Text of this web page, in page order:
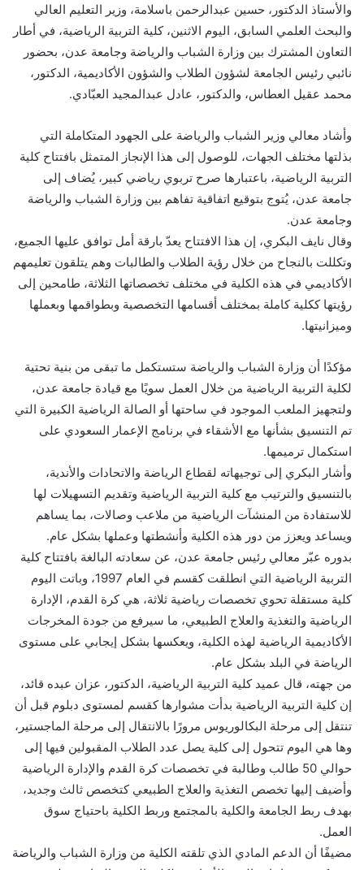
والأستاذ الدكتور، حسين عبدالرحمن باسلامة، وزير التعليم العالي
والبحث العلمي السابق، اليوم الاثنين، كلية التربية الرياضية، في أطار
التعاون المشترك بين وزارة الشباب والرياضة وجامعة عدن، بحضور
نائبي رئيس الجامعة لشؤون الطلاب والشؤون الأكاديمية، الدكتور،
محمد عقيل العطاس، والدكتور، عادل عبدالمجيد العبّادي.
وأشاد معالي وزير الشباب والرياضة على الجهود المتكاملة التي
بذلتها مختلف الجهات، للوصول إلى هذا الإنجاز المتمثل بافتتاح كلية
التربية الرياضية، باعتبارها صرح تربوي رياضي كبير، يُضاف إلى
جامعة عدن، يُتوج بتوقيع اتفاقية تفاهم بين وزارة الشباب والرياضة
وجامعة عدن.
وقال نايف البكري، إن هذا الافتتاح يعدّ بارقة أمل توافق عليها الجميع،
وتكللت بالنجاح من خلال رؤية الطلاب والطالبات وهم يتلقون تعليمهم
الأكاديمي في هذه الكلية في مختلف تخصصاتها الثلاثة، طامحين إلى
رؤيتها ككلية كاملة بمختلف أقسامها التخصصية وبطواقمها وبعملها
وميزانيتها.
مؤكدًا أن وزارة الشباب والرياضة ستستكمل ما تبقى من بنية تحتية
لكلية التربية الرياضية من خلال العمل سويًا مع قيادة جامعة عدن،
ولتجهيز الملعب الموجود في ساحتها أو الصالة الرياضية الكبيرة التي
تم التنسيق بشأنها مع الأشقاء في برنامج الإعمار السعودي على
استكمال ترميمها.
وأشار البكري إلى توجيهاته لقطاع الرياضة والاتحادات والأندية،
بالتنسيق والترتيب مع كلية التربية الرياضية وتقديم التسهيلات لها
للاستفادة من المنشآت الرياضية من ملاعب وصالات، بما يساهم
ويساعد ويعزز من دور هذه الكلية وأنشطتها وعملها بشكل عام.
بدوره عبّر معالي رئيس جامعة عدن، عن سعادته البالغة بافتتاح كلية
التربية الرياضية التي انطلقت كقسم في العام 1997، وباتت اليوم
كلية مستقلة تحوي تخصصات رياضية ثلاثة، هي كرة القدم، الإدارة
الرياضية والتغذية والعلاج الطبيعي، ما سيرفع من جودة المخرجات
الأكاديمية الرياضية لهذه الكلية، ويعكسها بشكل إيجابي على مستوى
الرياضة في البلد بشكل عام.
من جهته، قال عميد كلية التربية الرياضية، الدكتور، عزان عبده قائد،
إن كلية التربية الرياضية بدأت مشوارها كقسم لمستوى دبلوم قبل أن
تنتقل إلى مرحلة البكالوريوس مرورًا بالانتقال إلى مرحلة الماجستير،
وها هي اليوم تتحول إلى كلية يصل عدد الطلاب المقبولين فيها إلى
حوالي 50 طالب وطالبة في تخصصات كرة القدم والإدارة الرياضية
وأضيف إليها تخصص التغذية والعلاج الطبيعي كتخصص ثالث وجديد،
بهدف ربط الجامعة والكلية بالمجتمع وربط الكلية باحتياج سوق
العمل.
مضيفًا أن الدعم المادي الذي تلقته الكلية من وزارة الشباب والرياضة